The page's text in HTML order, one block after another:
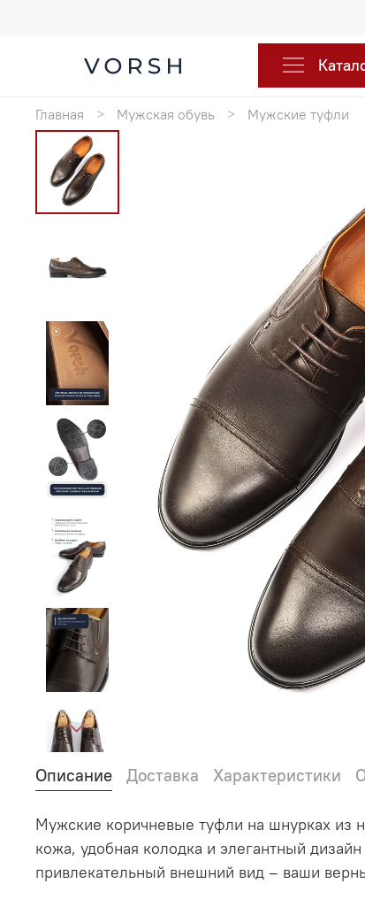
Главная Мужская обувь Мужские туфли
Описание Доставка Характеристики
Мужские коричневые туфли на шнурках из
кожа, удобная колодка и элегантный
привлекательный внешний вид – ваши